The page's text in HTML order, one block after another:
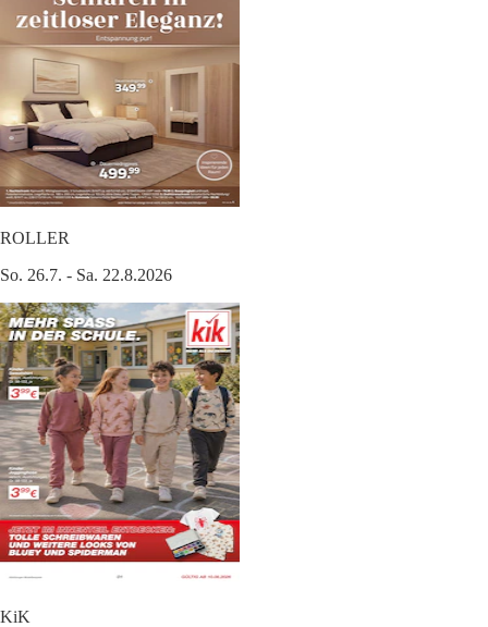
ROLLER
So. 26.7. - Sa. 22.8.2026
KiK